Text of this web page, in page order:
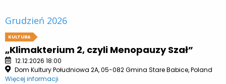
Grudzień 2026
KULTURA
„Klimakterium 2, czyli Menopauzy Szał”
12.12.2026 18:00
Dom Kultury Południowa 2A, 05-082 Gmina Stare Babice, Poland
Więcej informacji